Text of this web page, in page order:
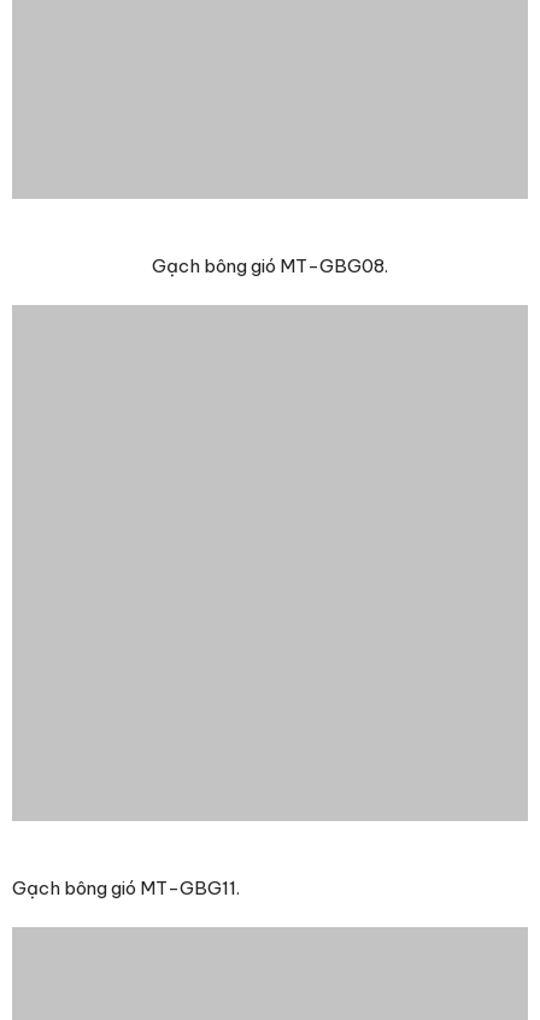
Gạch bông gió MT-GBG08.
Gạch bông gió MT-GBG11.